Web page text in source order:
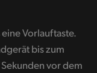
Vorlauftaste.
bis zum
vor dem